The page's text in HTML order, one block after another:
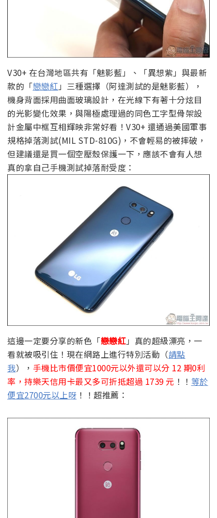
V30+ 在台灣地區共有「魅影藍」、「異想紫」與最新
款的「戀戀紅 」三種選擇（阿達測試的是魅影藍），
機身背面採用曲面玻璃設計，在光線下有著十分炫目
的光影變化效果，與陽極處理過的同色工字型骨架設
計金屬中框互相輝映非常好看！V30+ 還通過美國軍事
規格掉落測試(MIL STD-810G)，不會輕易的被摔破，
但建議還是買一個空壓殼保護一下，應該不會有人想
真的拿自己手機測試掉落耐受度：
這邊一定要分享的新色「戀戀紅」真的超級漂亮，一
看就被吸引住！現在網路上進行特別活動（請點
我）， 手機比市價便宜1000元以外還可以分 12 期0利
率，持樂天信用卡最又多可折抵超過 1739 元 ！！ 等於
便宜2700元以上呀 ！！超推薦：